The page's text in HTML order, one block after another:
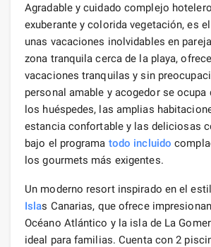
Agradable y cuidado complejo
exuberante y colorida vegetación, es
unas vacaciones inolvidables en
zona tranquila cerca de la playa,
vacaciones tranquilas y sin
personal amable y acogedor se ocupa
los huéspedes, las amplias
estancia confortable y las deliciosas
bajo el programa todo incluido
los gourmets más exigentes.
Un moderno resort inspirado en el
Islas Canarias, que ofrece
Océano Atlántico y la isla de La
ideal para familias. Cuenta con 2